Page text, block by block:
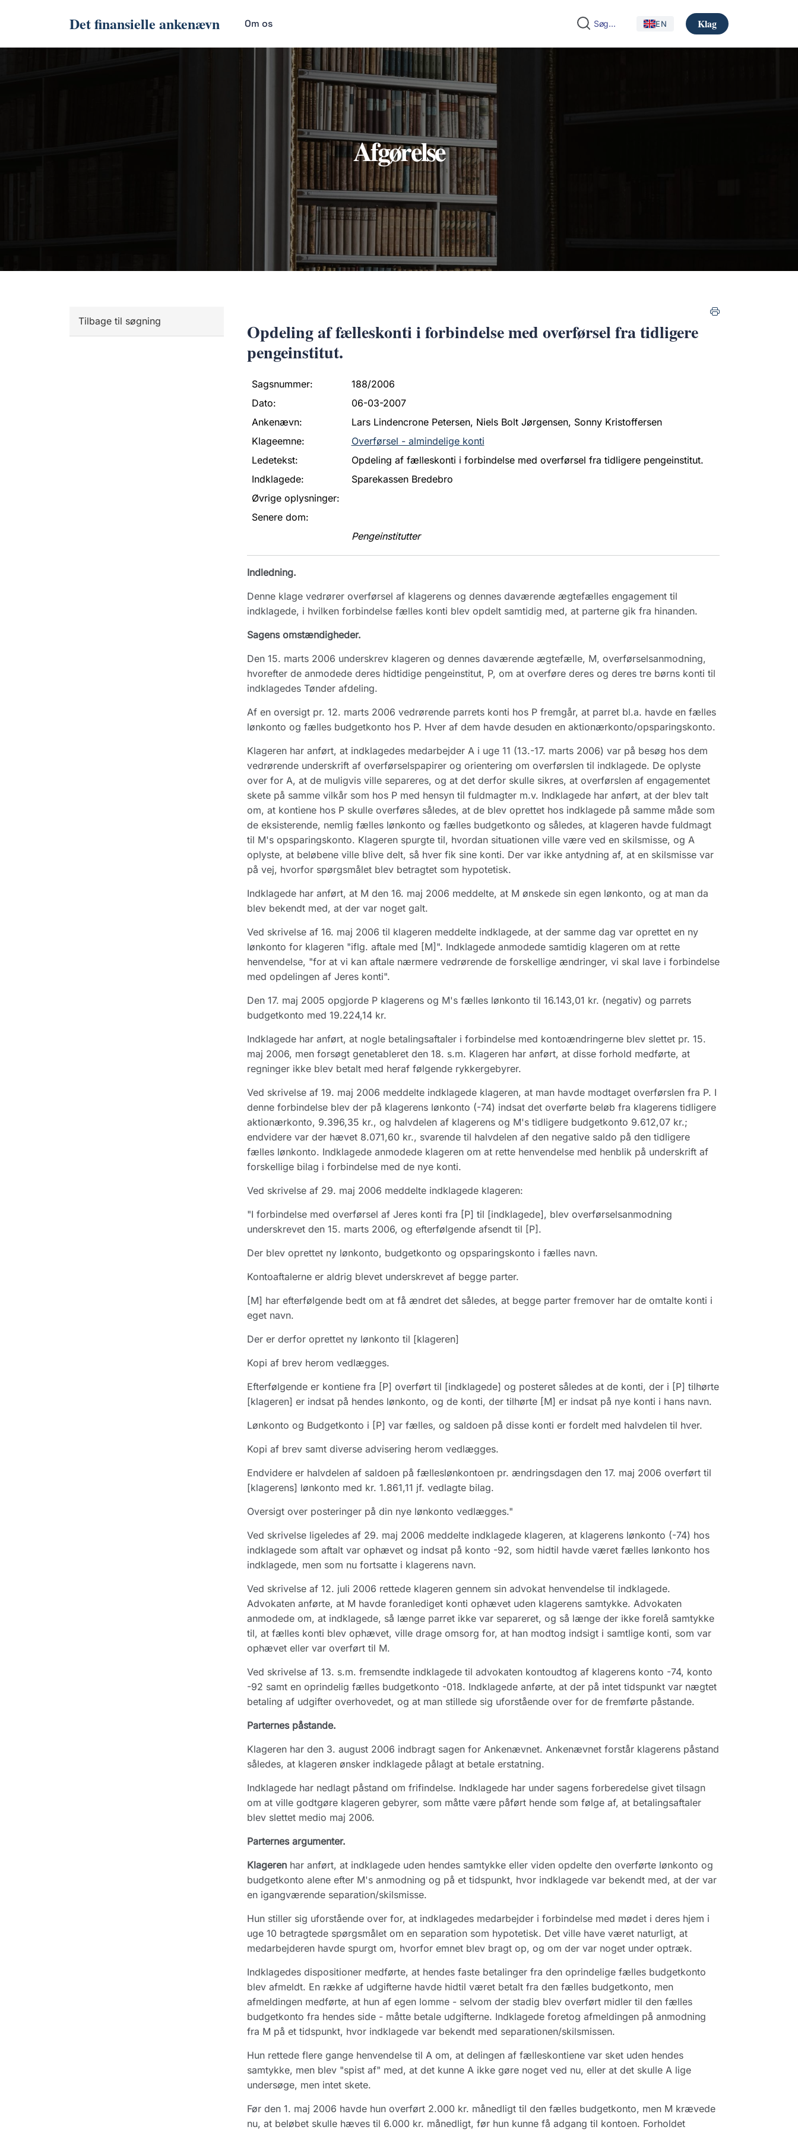
Det finansielle ankenævn Om os EN Klag
Afgørelse
Tilbage til søgning
Opdeling af fælleskonti i forbindelse med overførsel fra tidligere
pengeinstitut.
Sagsnummer:
188/2006
Dato:
06-03-2007
Ankenævn:
Lars Lindencrone Petersen, Niels Bolt Jørgensen, Sonny Kristoffersen
Klageemne:
Overførsel - almindelige konti
Ledetekst:
Opdeling af fælleskonti i forbindelse med overførsel fra tidligere pengeinstitut.
Indklagede:
Sparekassen Bredebro
Øvrige oplysninger:
Senere dom:
Pengeinstitutter
Indledning.
Denne klage vedrører overførsel af klagerens og dennes daværende ægtefælles engagement til
indklagede, i hvilken forbindelse fælles konti blev opdelt samtidig med, at parterne gik fra hinanden.
Sagens omstændigheder.
Den 15. marts 2006 underskrev klageren og dennes daværende ægtefælle, M, overførselsanmodning,
hvorefter de anmodede deres hidtidige pengeinstitut, P, om at overføre deres og deres tre børns konti til
indklagedes Tønder afdeling.
Af en oversigt pr. 12. marts 2006 vedrørende parrets konti hos P fremgår, at parret bl.a. havde en fælles
lønkonto og fælles budgetkonto hos P. Hver af dem havde desuden en aktionærkonto/opsparingskonto.
Klageren har anført, at indklagedes medarbejder A i uge 11 (13.-17. marts 2006) var på besøg hos dem
vedrørende underskrift af overførselspapirer og orientering om overførslen til indklagede. De oplyste
over for A, at de muligvis ville separeres, og at det derfor skulle sikres, at overførslen af engagementet
skete på samme vilkår som hos P med hensyn til fuldmagter m.v. Indklagede har anført, at der blev talt
om, at kontiene hos P skulle overføres således, at de blev oprettet hos indklagede på samme måde som
de eksisterende, nemlig fælles lønkonto og fælles budgetkonto og således, at klageren havde fuldmagt
til M's opsparingskonto. Klageren spurgte til, hvordan situationen ville være ved en skilsmisse, og A
oplyste, at beløbene ville blive delt, så hver fik sine konti. Der var ikke antydning af, at en skilsmisse var
på vej, hvorfor spørgsmålet blev betragtet som hypotetisk.
Indklagede har anført, at M den 16. maj 2006 meddelte, at M ønskede sin egen lønkonto, og at man da
blev bekendt med, at der var noget galt.
Ved skrivelse af 16. maj 2006 til klageren meddelte indklagede, at der samme dag var oprettet en ny
lønkonto for klageren "iflg. aftale med [M]". Indklagede anmodede samtidig klageren om at rette
henvendelse, "for at vi kan aftale nærmere vedrørende de forskellige ændringer, vi skal lave i forbindelse
med opdelingen af Jeres konti".
Den 17. maj 2005 opgjorde P klagerens og M's fælles lønkonto til 16.143,01 kr. (negativ) og parrets
budgetkonto med 19.224,14 kr.
Indklagede har anført, at nogle betalingsaftaler i forbindelse med kontoændringerne blev slettet pr. 15.
maj 2006, men forsøgt genetableret den 18. s.m. Klageren har anført, at disse forhold medførte, at
regninger ikke blev betalt med heraf følgende rykkergebyrer.
Ved skrivelse af 19. maj 2006 meddelte indklagede klageren, at man havde modtaget overførslen fra P. I
denne forbindelse blev der på klagerens lønkonto (-74) indsat det overførte beløb fra klagerens tidligere
aktionærkonto, 9.396,35 kr., og halvdelen af klagerens og M's tidligere budgetkonto 9.612,07 kr.;
endvidere var der hævet 8.071,60 kr., svarende til halvdelen af den negative saldo på den tidligere
fælles lønkonto. Indklagede anmodede klageren om at rette henvendelse med henblik på underskrift af
forskellige bilag i forbindelse med de nye konti.
Ved skrivelse af 29. maj 2006 meddelte indklagede klageren:
"I forbindelse med overførsel af Jeres konti fra [P] til [indklagede], blev overførselsanmodning
underskrevet den 15. marts 2006, og efterfølgende afsendt til [P].
Der blev oprettet ny lønkonto, budgetkonto og opsparingskonto i fælles navn.
Kontoaftalerne er aldrig blevet underskrevet af begge parter.
[M] har efterfølgende bedt om at få ændret det således, at begge parter fremover har de omtalte konti i
eget navn.
Der er derfor oprettet ny lønkonto til [klageren]
Kopi af brev herom vedlægges.
Efterfølgende er kontiene fra [P] overført til [indklagede] og posteret således at de konti, der i [P] tilhørte
[klageren] er indsat på hendes lønkonto, og de konti, der tilhørte [M] er indsat på nye konti i hans navn.
Lønkonto og Budgetkonto i [P] var fælles, og saldoen på disse konti er fordelt med halvdelen til hver.
Kopi af brev samt diverse advisering herom vedlægges.
Endvidere er halvdelen af saldoen på fælleslønkontoen pr. ændringsdagen den 17. maj 2006 overført til
[klagerens] lønkonto med kr. 1.861,11 jf. vedlagte bilag.
Oversigt over posteringer på din nye lønkonto vedlægges."
Ved skrivelse ligeledes af 29. maj 2006 meddelte indklagede klageren, at klagerens lønkonto (-74) hos
indklagede som aftalt var ophævet og indsat på konto -92, som hidtil havde været fælles lønkonto hos
indklagede, men som nu fortsatte i klagerens navn.
Ved skrivelse af 12. juli 2006 rettede klageren gennem sin advokat henvendelse til indklagede.
Advokaten anførte, at M havde foranlediget konti ophævet uden klagerens samtykke. Advokaten
anmodede om, at indklagede, så længe parret ikke var separeret, og så længe der ikke forelå samtykke
til, at fælles konti blev ophævet, ville drage omsorg for, at han modtog indsigt i samtlige konti, som var
ophævet eller var overført til M.
Ved skrivelse af 13. s.m. fremsendte indklagede til advokaten kontoudtog af klagerens konto -74, konto
-92 samt en oprindelig fælles budgetkonto -018. Indklagede anførte, at der på intet tidspunkt var nægtet
betaling af udgifter overhovedet, og at man stillede sig uforstående over for de fremførte påstande.
Parternes påstande.
Klageren har den 3. august 2006 indbragt sagen for Ankenævnet. Ankenævnet forstår klagerens påstand
således, at klageren ønsker indklagede pålagt at betale erstatning.
Indklagede har nedlagt påstand om frifindelse. Indklagede har under sagens forberedelse givet tilsagn
om at ville godtgøre klageren gebyrer, som måtte være påført hende som følge af, at betalingsaftaler
blev slettet medio maj 2006.
Parternes argumenter.
Klagerenhar anført, at indklagede uden hendes samtykke eller viden opdelte den overførte lønkonto og
budgetkonto alene efter M's anmodning og på et tidspunkt, hvor indklagede var bekendt med, at der var
en igangværende separation/skilsmisse.
Hun stiller sig uforstående over for, at indklagedes medarbejder i forbindelse med mødet i deres hjem i
uge 10 betragtede spørgsmålet om en separation som hypotetisk. Det ville have været naturligt, at
medarbejderen havde spurgt om, hvorfor emnet blev bragt op, og om der var noget under optræk.
Indklagedes dispositioner medførte, at hendes faste betalinger fra den oprindelige fælles budgetkonto
blev afmeldt. En række af udgifterne havde hidtil været betalt fra den fælles budgetkonto, men
afmeldingen medførte, at hun af egen lomme - selvom der stadig blev overført midler til den fælles
budgetkonto fra hendes side - måtte betale udgifterne. Indklagede foretog afmeldingen på anmodning
fra M på et tidspunkt, hvor indklagede var bekendt med separationen/skilsmissen.
Hun rettede flere gange henvendelse til A om, at delingen af fælleskontiene var sket uden hendes
samtykke, men blev "spist af" med, at det kunne A ikke gøre noget ved nu, eller at det skulle A lige
undersøge, men intet skete.
Før den 1. maj 2006 havde hun overført 2.000 kr. månedligt til den fælles budgetkonto, men M krævede
nu, at beløbet skulle hæves til 6.000 kr. månedligt, før hun kunne få adgang til kontoen. Forholdet